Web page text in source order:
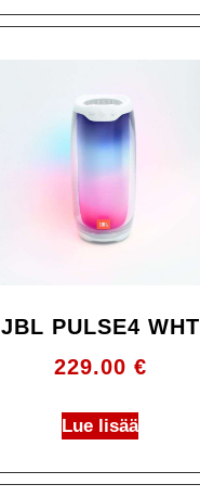
JBL PULSE4 WHT
229.00 €
Lue lisää